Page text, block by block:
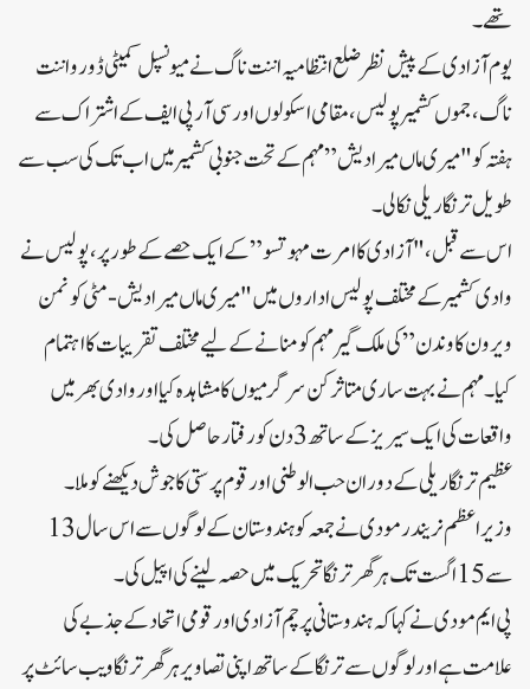
تھے۔
یوم آزادی کے پیش نظر ضلع انتظامیہ اننت ناگ نے میونسپل کمیٹی ڈورو اننت
ناگ، جموں کشمیر پولیس، مقامی اسکولوں اور سی آر پی ایف کے اشتراک سے
ہفتہ کو "میری ماں میرا دیش” مہم کے تحت جنوبی کشمیر میں اب تک کی سب سے
طویل ترنگا ریلی نکالی۔
اس سے قبل، "آزادی کا امرت مہوتسو” کے ایک حصے کے طور پر، پولیس نے
وادی کشمیر کے مختلف پولیس اداروں میں "میری ماں میرا دیش-مٹی کو نمن
ویرون کا وندن” کی ملک گیر مہم کو منانے کے لیے مختلف تقریبات کا اہتمام
کیا۔ مہم نے بہت ساری متاثر کن سرگرمیوں کا مشاہدہ کیا اور وادی بھر میں
واقعات کی ایک سیریز کے ساتھ 3 دن کو رفتار حاصل کی۔
عظیم ترنگا ریلی کے دوران حب الوطنی اور قوم پرستی کا جوش دیکھنے کو ملا۔
وزیر اعظم نریندر مودی نے جمعہ کو ہندوستان کے لوگوں سے اس سال 13
سے 15 اگست تک ہر گھر ترنگا تحریک میں حصہ لینے کی اپیل کی۔
پی ایم مودی نے کہا کہ ہندوستانی پرچم آزادی اور قومی اتحاد کے جذبے کی
علامت ہے اور لوگوں سے ترنگا کے ساتھ اپنی تصاویر ہر گھر ترنگا ویب سائٹ پر